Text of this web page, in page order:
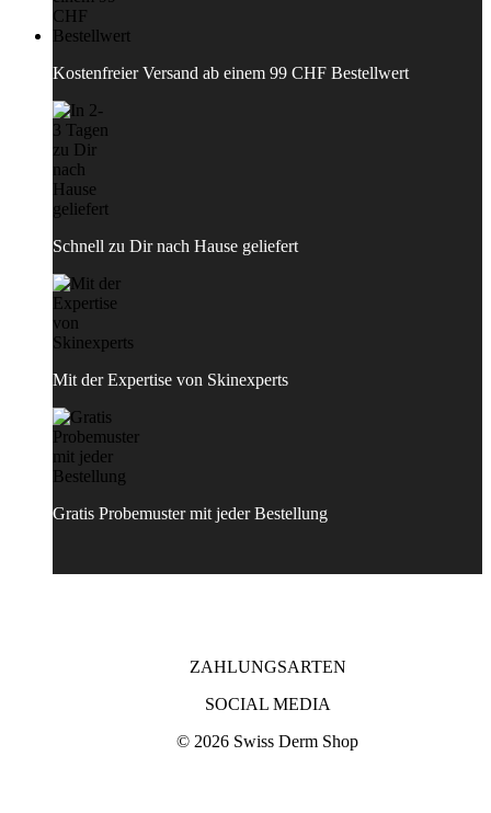
Kostenfreier Versand ab einem 99 CHF Bestellwert
Schnell zu Dir nach Hause geliefert
Mit der Expertise von Skinexperts
Gratis Probemuster mit jeder Bestellung
ZAHLUNGSARTEN
SOCIAL MEDIA
© 2026 Swiss Derm Shop